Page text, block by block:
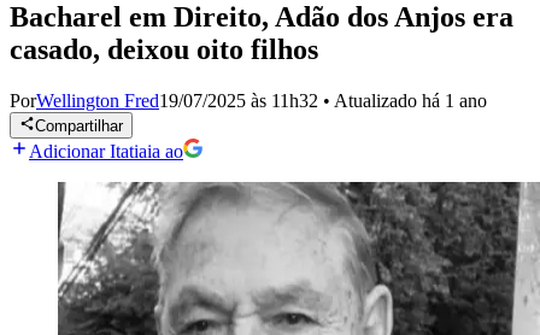
Bacharel em Direito, Adão dos Anjos era
casado, deixou oito filhos
PorWellington Fred19/07/2025 às 11h32 • Atualizado há 1 ano
Compartilhar
Adicionar Itatiaia ao